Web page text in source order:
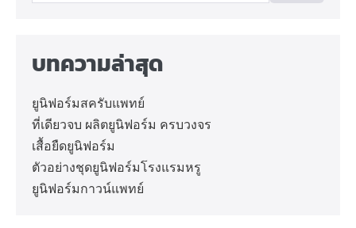
บทความล่าสุด
ยูนิฟอร์มสครับแพทย์
ที่เดียวจบ ผลิตยูนิฟอร์ม ครบวงจร
เสื้อยืดยูนิฟอร์ม
ตัวอย่างชุดยูนิฟอร์มโรงแรมหรู
ยูนิฟอร์มกาวน์แพทย์